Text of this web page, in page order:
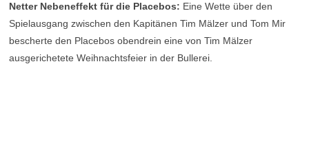
Netter Nebeneffekt für die Placebos: Eine Wette über den
Spielausgang zwischen den Kapitänen Tim Mälzer und Tom Mir
bescherte den Placebos obendrein eine von Tim Mälzer
ausgerichetete Weihnachtsfeier in der Bullerei.